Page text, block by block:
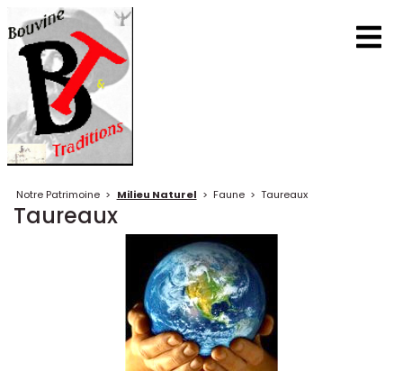
Notre Patrimoine > Milieu Naturel > Faune > Taureaux
Taureaux